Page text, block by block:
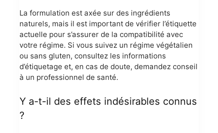
La formulation est axée sur des ingrédients
naturels, mais il est important de vérifier l’étiquette
actuelle pour s’assurer de la compatibilité avec
votre régime. Si vous suivez un régime végétalien
ou sans gluten, consultez les informations
d’étiquetage et, en cas de doute, demandez conseil
à un professionnel de santé.
Y a-t-il des effets indésirables connus
?